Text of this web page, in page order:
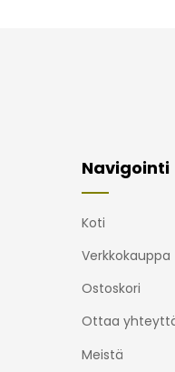
Navigointi
Koti
Verkkokauppa
Ostoskori
Ottaa
Meistä